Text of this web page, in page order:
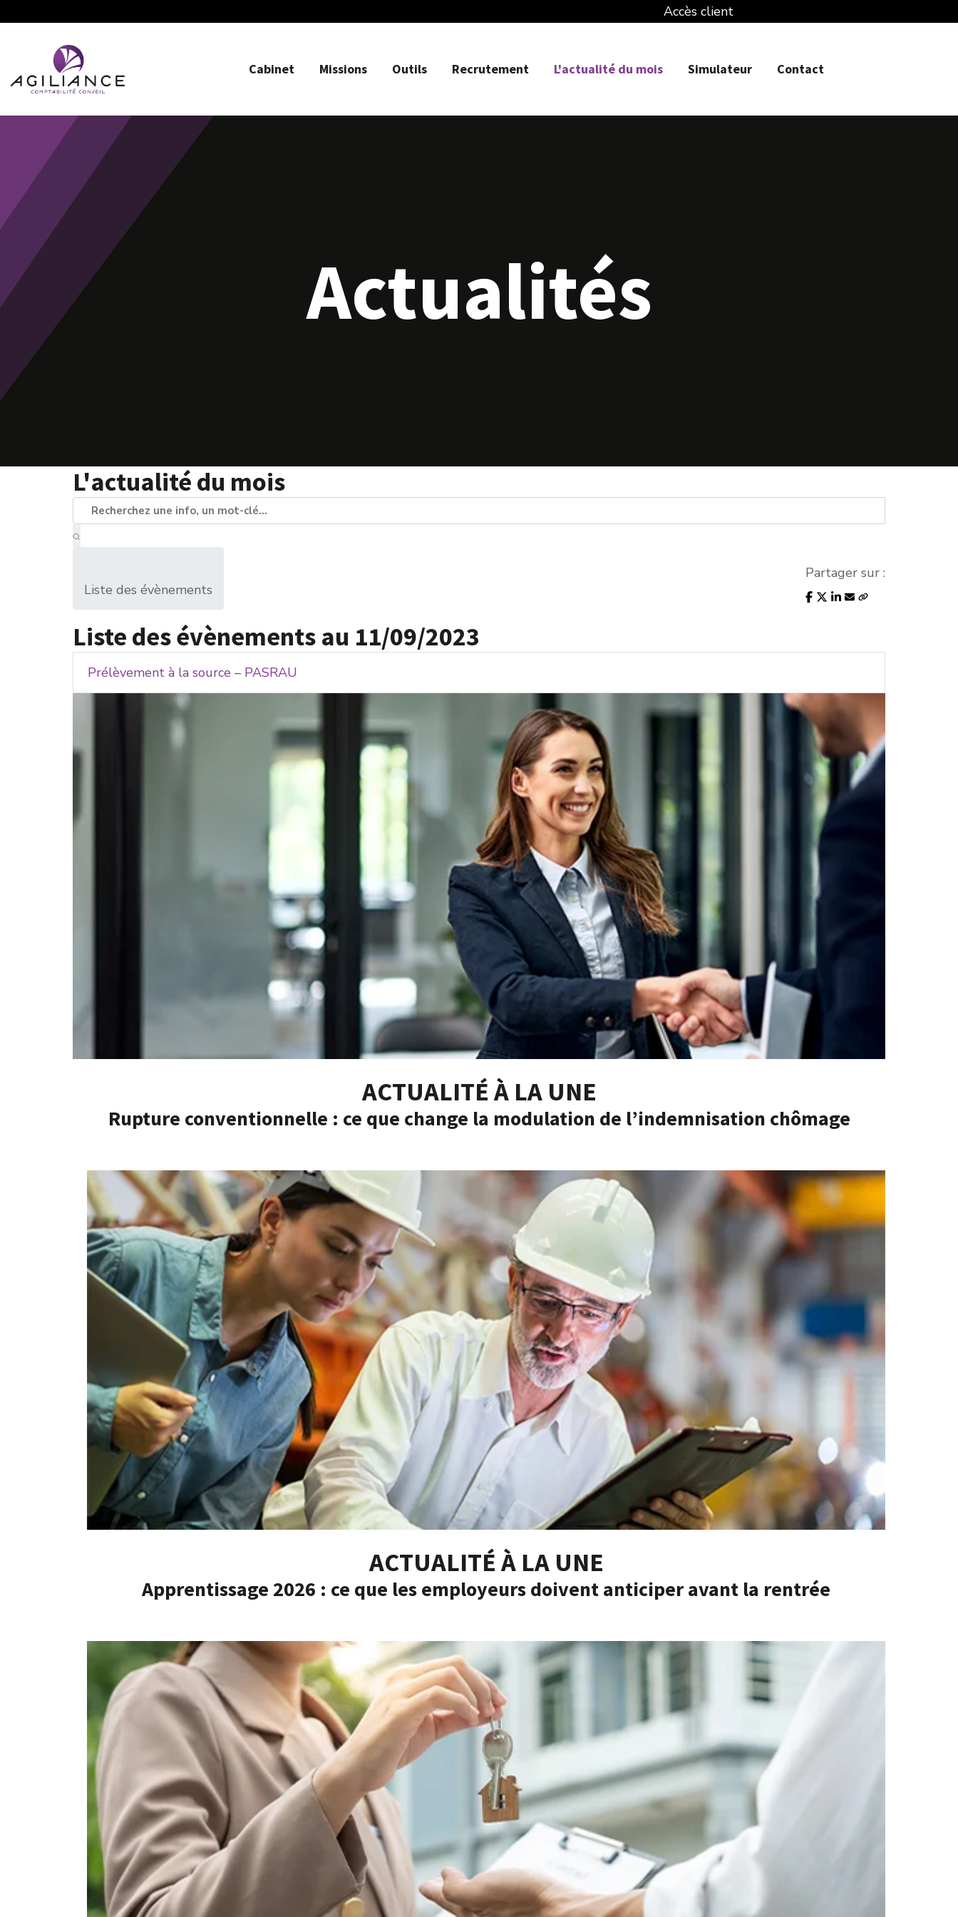
Accès client
Cabinet Missions Outils Recrutement L'actualité du mois Simulateur Contact
Actualités
L'actualité du mois
Liste des évènements
Partager sur :
Liste des évènements au 11/09/2023
Prélèvement à la source – PASRAU
ACTUALITÉ À LA UNE
Rupture conventionnelle : ce que change la modulation de l’indemnisation chômage
ACTUALITÉ À LA UNE
Apprentissage 2026 : ce que les employeurs doivent anticiper avant la rentrée